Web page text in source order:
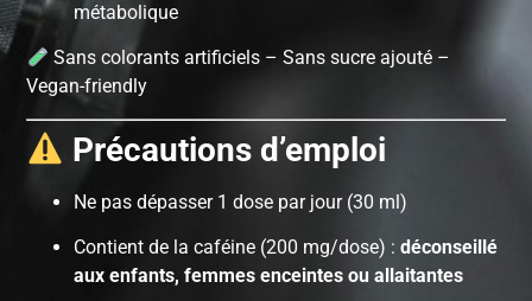
métabolique
Sans colorants artificiels – Sans sucre ajouté –
Vegan-friendly
Précautions d’emploi
Ne pas dépasser 1 dose par jour (30 ml)
Contient de la caféine (200 mg/dose) :déconseillé
aux enfants, femmes enceintes ou allaitantes